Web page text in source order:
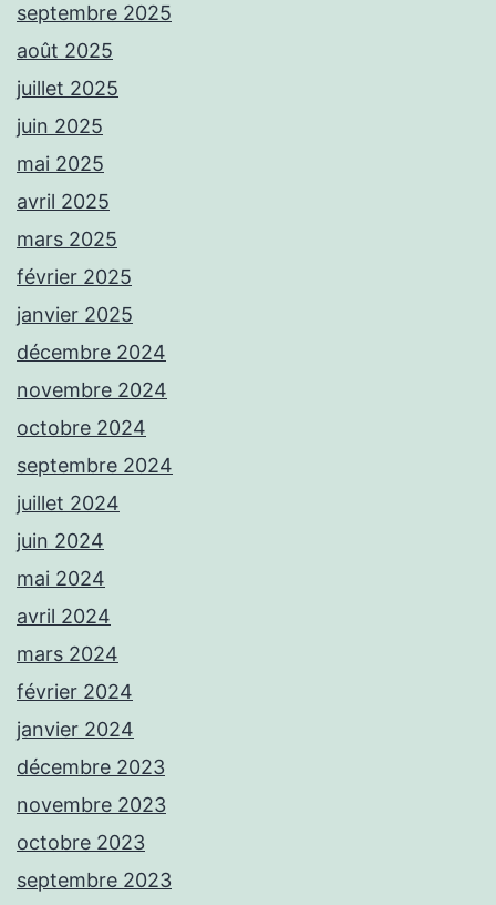
septembre 2025
août 2025
juillet 2025
juin 2025
mai 2025
avril 2025
mars 2025
février 2025
janvier 2025
décembre 2024
novembre 2024
octobre 2024
septembre 2024
juillet 2024
juin 2024
mai 2024
avril 2024
mars 2024
février 2024
janvier 2024
décembre 2023
novembre 2023
octobre 2023
septembre 2023